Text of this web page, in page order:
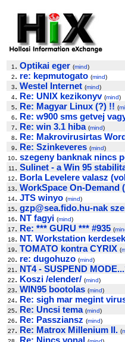
1 . Optikai eger (mind)
2. re: kepmutogato (mind)
3. Westel Internet (mind)
4. Re: UNIX kezikonyv (mind)
5. Re: Magyar Linux (?) !! (
6. Re: w900 sms getvej
7. Re: win 3.1 hiba (mind)
8. Re: Makrovirusirtas
9. Re: Szinkeveres (mind)
10. szegeny banknak nincs
11 . Sulinet - a Win 95
12. Borla Levelere valasz
13. WorkSpace On-Demand
14. JTS winyo (mind)
15. gzp@sea.fido.hu-nak
16. NT fagyi (mind)
17. Re: *** GURU *** #935 (
18. NT. Workstation kerdesek
19. TOMATO kontra CYRIX (
20. re: dugohuzo (mind)
21 . NT4 - SUSPEND
22. Koszi /elender/ (mind)
23. WIN95 bootolas (mind)
24. Re: sigh mar megint
25. Re: Uncsi tema (mind)
26. Re: Passziansz (mind)
27. Re: Matrox Millenium II. (
. Re: Nincs vonal